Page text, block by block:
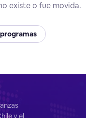
existe o fue movida.
y el